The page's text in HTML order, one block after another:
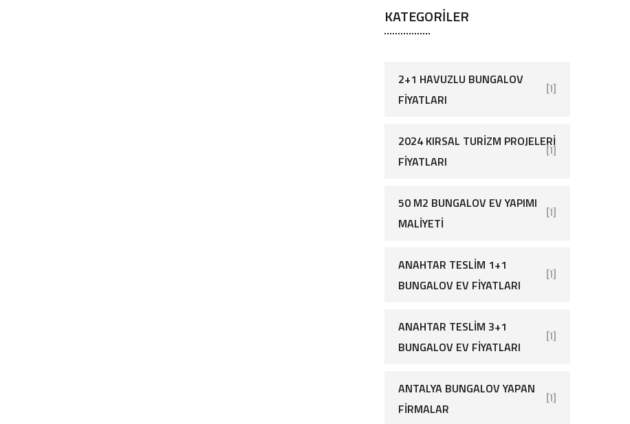
KATEGORILER
2+1 HAVUZLU BUNGALOV
FIYATLARI
[1]
2024 KIRSAL TURIZM PROJELERI
FIYATLARI
[1]
50 M2 BUNGALOV EV YAPIMI
MALIYETI
[1]
ANAHTAR TESLIM 1+1
BUNGALOV EV FIYATLARI
[1]
ANAHTAR TESLIM 3+1
BUNGALOV EV FIYATLARI
[1]
ANTALYA BUNGALOV YAPAN
FIRMALAR
[1]